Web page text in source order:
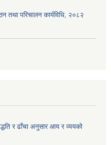
तथा परिचालन कार्यविधि, २०८२
र ढाँचा अनुसार आय र व्ययको